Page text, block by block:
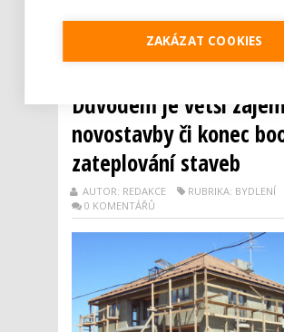
Počet stavebních
Důvodem je větší
novostavby či konec
zateplování staveb
AUTOR: REDAKCE
RUBRIKA: BYDLENÍ
0 KOMENTÁŘŮ
ZAKÁZAT COOKIES